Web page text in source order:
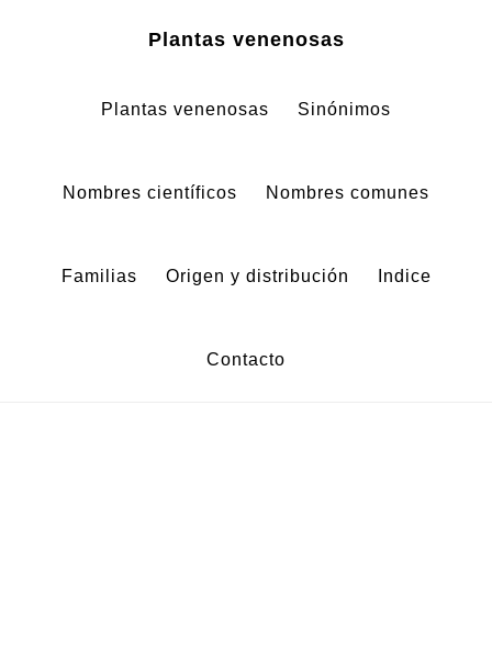
Plantas venenosas
Plantas venenosas Sinónimos
Nombres científicos Nombres comunes
Familias Origen y distribución Indice
Contacto